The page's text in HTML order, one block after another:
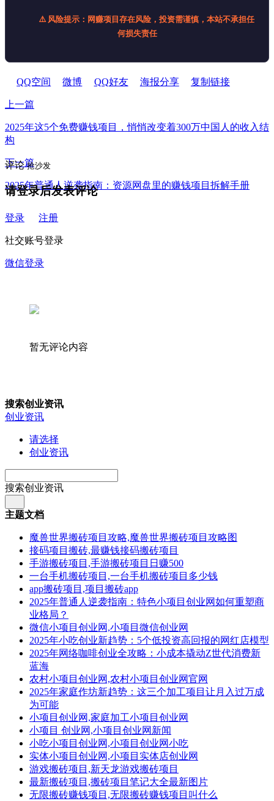
⚠️ 风险提示：网赚项目存在风险，投资需谨慎，本站不承担任
何损失责任
QQ空间 微博 QQ好友 海报分享 复制链接
上一篇
2025年这5个免费赚钱项目，悄悄改变着300万中国人的收入结
构
下一篇
2025年普通人逆袭指南：资源网盘里的赚钱项目拆解手册
评论抢沙发
请登录后发表评论
登录 注册
社交账号登录
微信登录
暂无评论内容
搜索创业资讯
创业资讯
请选择
创业资讯
搜索创业资讯
主题文档
魔兽世界搬砖项目攻略,魔兽世界搬砖项目攻略图
接码项目搬砖,最赚钱接码搬砖项目
手游搬砖项目,手游搬砖项目日赚500
一台手机搬砖项目,一台手机搬砖项目多少钱
app搬砖项目,项目搬砖app
2025年普通人逆袭指南：特色小项目创业网如何重塑商
业格局？
微信小项目创业网,小项目微信创业网
2025年小吃创业新趋势：5个低投资高回报的网红店模型
2025年网络咖啡创业全攻略：小成本撬动Z世代消费新
蓝海
农村小项目创业网,农村小项目创业网官网
2025年家庭作坊新趋势：这三个加工项目让月入过万成
为可能
小项目创业网,家庭加工小项目创业网
小项目 创业网,小项目创业网新闻
小吃小项目创业网,小项目创业网小吃
实体小项目创业网,小项目实体店创业网
游戏搬砖项目,新天龙游戏搬砖项目
最新搬砖项目,搬砖项目笔记大全最新图片
无限搬砖赚钱项目,无限搬砖赚钱项目叫什么